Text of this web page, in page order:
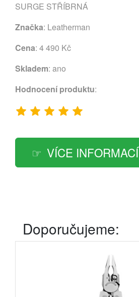
SURGE STŘÍBRNÁ
Značka: Leatherman
Cena: 4 490 Kč
Skladem: ano
Hodnocení produktu:
VÍCE INFORMACÍ
Doporučujeme: